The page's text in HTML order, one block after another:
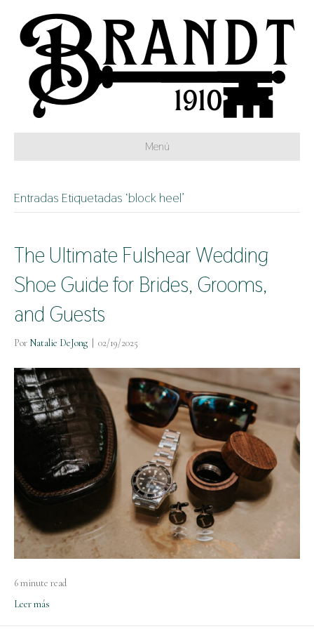
Menú
Entradas Etiquetadas ‘block heel’
The Ultimate Fulshear Wedding
Shoe Guide for Brides, Grooms,
and Guests
Por Natalie DeJong 02/19/2025
6 minute read
Leer más